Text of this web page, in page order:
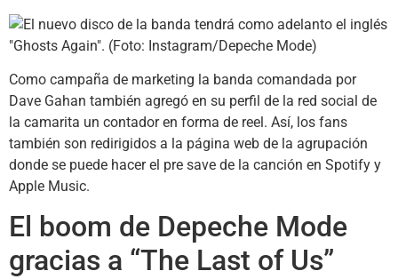
Como campaña de marketing la banda comandada por
Dave Gahan también agregó en su perfil de la red social de
la camarita un contador en forma de reel. Así, los fans
también son redirigidos a la página web de la agrupación
donde se puede hacer el pre save de la canción en Spotify y
Apple Music.
El boom de Depeche Mode
gracias a “The Last of Us”